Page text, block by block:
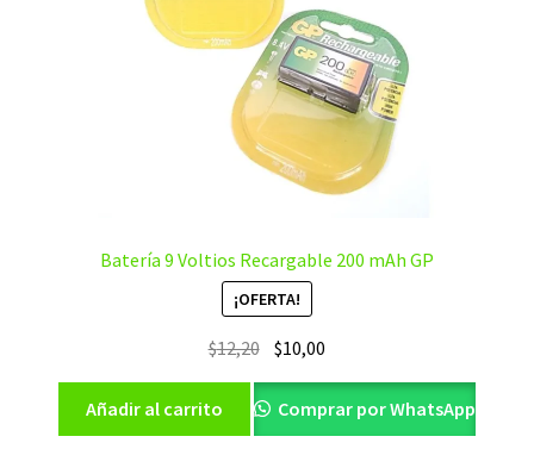
Batería 9 Voltios Recargable 200 mAh GP
¡OFERTA!
$12,20 El
original
era:
$10,00
actual
es:
Añadir al carrito Comprar por WhatsApp